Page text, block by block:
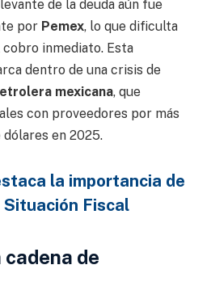
de la deuda aún fue
por Pemex, lo que dificulta
inmediato. Esta
dentro de una crisis de
mexicana, que
con proveedores por más
en 2025.
la importancia de
Fiscal
de